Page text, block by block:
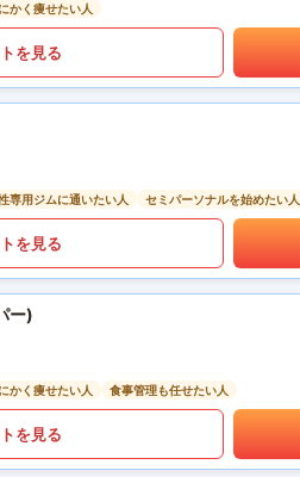
かく痩せたい人
を見る
専用ジムに通いたい人 セミパーソナルを始めたい人
を見る
ー)
かく痩せたい人 食事管理も任せたい人
を見る